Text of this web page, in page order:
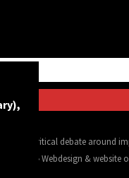
feed the critical debate around
•Webdesign &website